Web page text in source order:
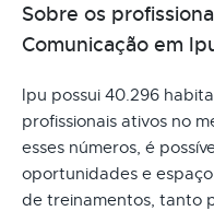
Sobre os
Comunicação em
Ipu possui 40.296
profissionais ativos no
esses números, é
oportunidades e
de treinamentos, tanto